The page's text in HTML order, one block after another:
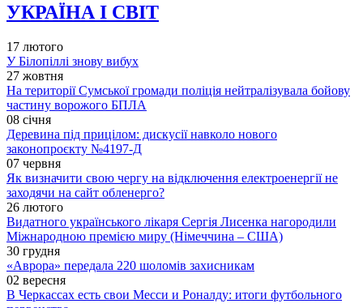
УКРАЇНА І СВІТ
17 лютого
У Білопіллі знову вибух
27 жовтня
На території Сумської громади поліція нейтралізувала бойову
частину ворожого БПЛА
08 січня
Деревина під прицілом: дискусії навколо нового
законопроєкту №4197-Д
07 червня
Як визначити свою чергу на відключення електроенергії не
заходячи на сайт обленерго?
26 лютого
Видатного українського лікаря Сергія Лисенка нагородили
Міжнародною премією миру (Німеччина – США)
30 грудня
«Аврора» передала 220 шоломів захисникам
02 вересня
В Черкассах есть свои Месси и Роналду: итоги футбольного